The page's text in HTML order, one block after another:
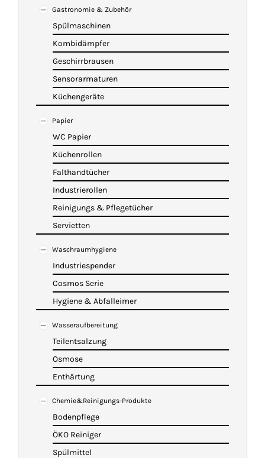
KATALOG
WARENKORB
Gastronomie & Zubehör
Spülmaschinen
Kombidämpfer
Geschirrbrausen
Sensorarmaturen
Küchengeräte
Papier
WC Papier
Küchenrollen
Falthandtücher
Industrierollen
Reinigungs & Pflegetücher
Servietten
Waschraumhygiene
Industriespender
Cosmos Serie
Hygiene & Abfalleimer
Wasseraufbereitung
Teilentsalzung
Osmose
Enthärtung
Chemie&Reinigungs-Produkte
Bodenpflege
ÖKO Reiniger
Spülmittel